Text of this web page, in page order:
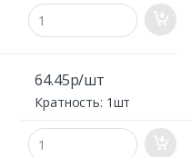
64.45р/шт
Кратность: 1шт